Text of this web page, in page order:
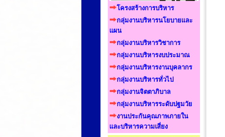
โครงสร้างการบริหาร
กลุ่มงานบริหารนโยบายและ
แผน
กลุ่มงานบริหารวิชาการ
กลุ่มงานบริหารงบประมาณ
กลุ่มงานบริหารงานบุคลากร
กลุ่มงานบริหารทั่วไป
กลุ่มงานจิตตาภิบาล
กลุ่มงานบริหารระดับปฐมวัย
งานประกันคุณภาพภายใน
และบริหารความเสี่ยง